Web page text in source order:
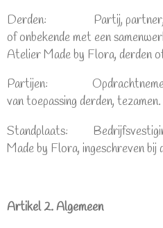
Derden: Partij, partner,
of onbekende met een
Atelier Made by Flora, derden
Partijen: Opdrachtnemer,
van toepassing derden, tezamen.
Standplaats:
Made by Flora, ingeschreven bij
Artikel 2. Algemeen